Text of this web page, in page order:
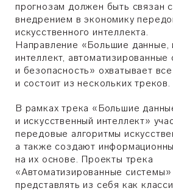
прогнозам должен быть связан
внедрением в экономику
искусственного интеллекта.
Направление «Большие данные,
интеллект, автоматизированные
и безопасность» охватывает
и состоит из нескольких треков.
В рамках трека «Большие
и искусственный интеллект»
передовые алгоритмы
а также создают
на их основе. Проекты трека
«Автоматизированные системы»
представлять из себя как